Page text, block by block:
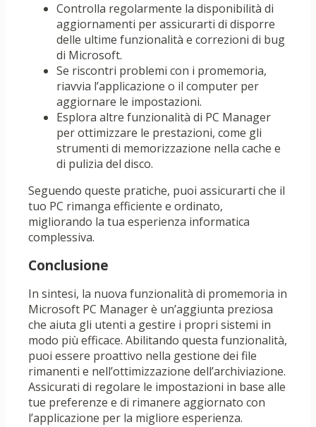
Controlla regolarmente la disponibilità di
aggiornamenti per assicurarti di disporre
delle ultime funzionalità e correzioni di bug
di Microsoft.
Se riscontri problemi con i promemoria,
riavvia l’applicazione o il computer per
aggiornare le impostazioni.
Esplora altre funzionalità di PC Manager
per ottimizzare le prestazioni, come gli
strumenti di memorizzazione nella cache e
di pulizia del disco.
Seguendo queste pratiche, puoi assicurarti che il
tuo PC rimanga efficiente e ordinato,
migliorando la tua esperienza informatica
complessiva.
Conclusione
In sintesi, la nuova funzionalità di promemoria in
Microsoft PC Manager è un’aggiunta preziosa
che aiuta gli utenti a gestire i propri sistemi in
modo più efficace. Abilitando questa funzionalità,
puoi essere proattivo nella gestione dei file
rimanenti e nell’ottimizzazione dell’archiviazione.
Assicurati di regolare le impostazioni in base alle
tue preferenze e di rimanere aggiornato con
l’applicazione per la migliore esperienza.